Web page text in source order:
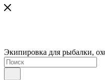
Экипировка для рыбалки,